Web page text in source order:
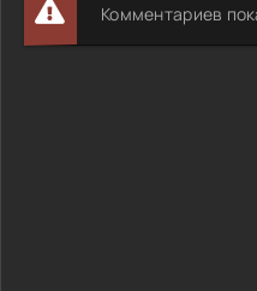
Комментариев